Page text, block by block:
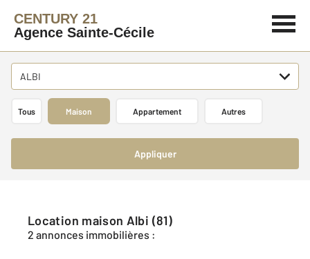
CENTURY 21
Agence Sainte-Cécile
ALBI
Tous Maison Appartement Autres
Appliquer
Location maison Albi (81)
2 annonces immobilières :